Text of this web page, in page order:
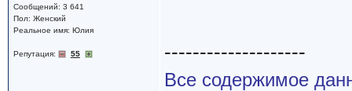
Сообщений: 3 641
Пол: Женский
Реальное имя: Юлия
Репутация: 55 --------------------
Все содержимое